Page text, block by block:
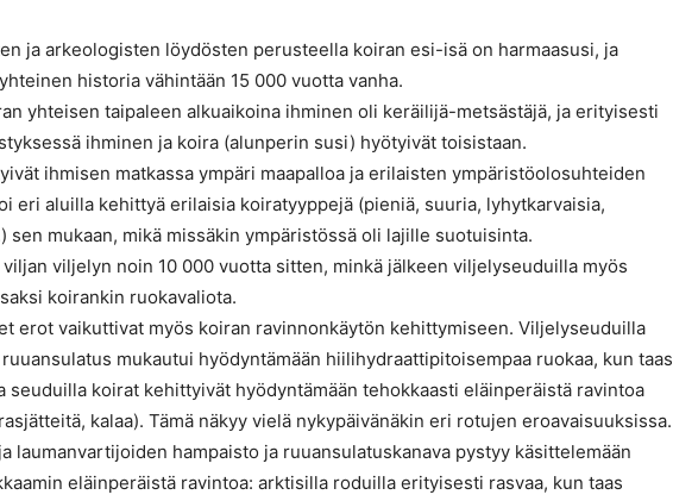
ja arkeologisten löydösten perusteella koiran esi-isä on harmaasusi, ja
historia vähintään 15 000 vuotta vanha.
yhteisen taipaleen alkuaikoina ihminen oli keräilijä-metsästäjä, ja erityisesti
ihminen ja koira (alunperin susi) hyötyivät toisistaan.
ihmisen matkassa ympäri maapalloa ja erilaisten ympäristöolosuhteiden
eri aluilla kehittyä erilaisia koiratyyppejä (pieniä, suuria, lyhytkarvaisia,
sen mukaan, mikä missäkin ympäristössä oli lajille suotuisinta.
viljelyn noin 10 000 vuotta sitten, minkä jälkeen viljelyseuduilla myös
koirankin ruokavaliota.
erot vaikuttivat myös koiran ravinnonkäytön kehittymiseen. Viljelyseuduilla
mukautui hyödyntämään hiilihydraattipitoisempaa ruokaa, kun taas
seuduilla koirat kehittyivät hyödyntämään tehokkaasti eläinperäistä ravintoa
kalaa). Tämä näkyy vielä nykypäivänäkin eri rotujen eroavaisuuksissa.
laumanvartijoiden hampaisto ja ruuansulatuskanava pystyy käsittelemään
eläinperäistä ravintoa: arktisilla roduilla erityisesti rasvaa, kun taas